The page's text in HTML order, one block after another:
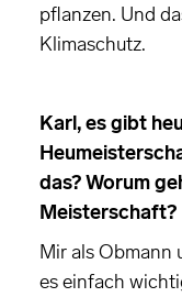
pflanzen. Und
Klimaschutz.
Karl, es gibt
das? Worum
Meisterschaft?
Mir als Obmann
es einfach